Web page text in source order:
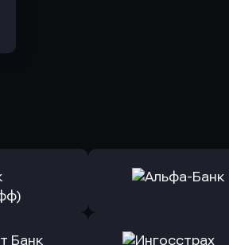
заявку
Оправить заявку